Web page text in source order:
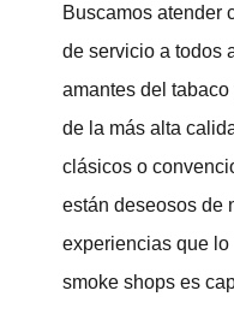
Buscamos atender
de servicio a todos
amantes del
de la más alta
clásicos o
están deseosos de
experiencias que
smoke shops es